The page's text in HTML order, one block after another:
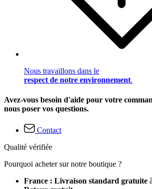
Nous travaillons dans le
respect de notre environnement.
Avez-vous besoin d'aide pour votre
nous poser vos questions.
Contact
Qualité vérifiée
Pourquoi acheter sur notre boutique ?
France : Livraison standard gratuite